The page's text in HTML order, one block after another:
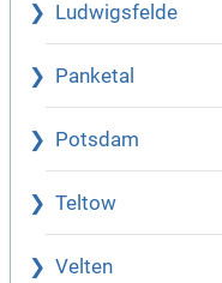
Ludwigsfelde
Panketal
Potsdam
Teltow
Velten